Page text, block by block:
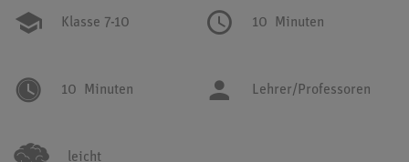
Klasse 7-10 10 Minuten
10 Minuten Lehrer/Professoren
leicht